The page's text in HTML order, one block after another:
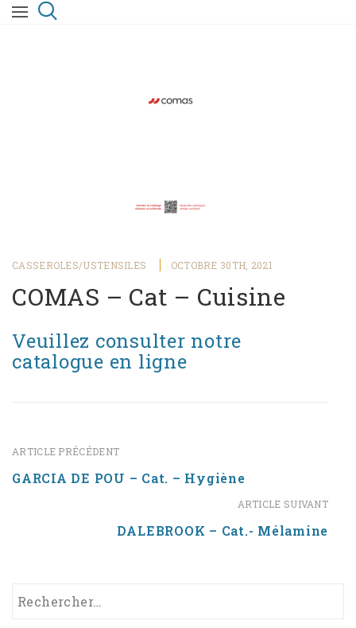
CASSEROLES/USTENSILES OCTOBRE 30TH, 2021
COMAS – Cat – Cuisine
Veuillez consulter notre
catalogue en ligne
ARTICLE PRÉCÉDENT
GARCIA DE POU – Cat. – Hygiène
ARTICLE SUIVANT
DALEBROOK – Cat.- Mélamine